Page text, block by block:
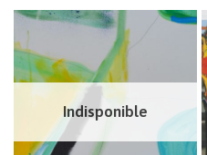
Indisponible